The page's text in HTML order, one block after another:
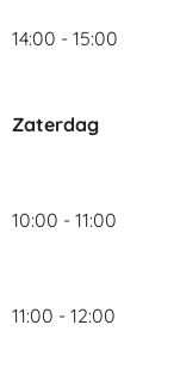
14:00 - 15:00
Zaterdag
10:00 - 11:00
11:00 - 12:00